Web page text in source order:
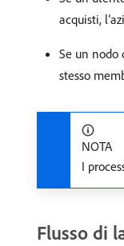
acquisti,
Se un nodo
stesso
NOTA
I
Flusso di